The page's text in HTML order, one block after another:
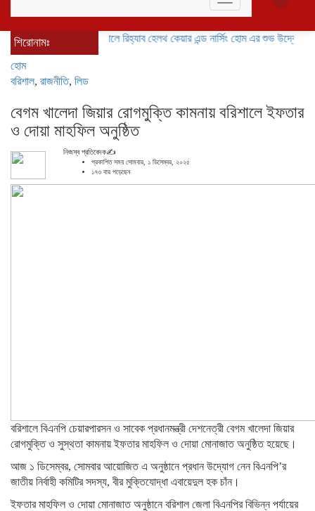
navigation
শিরোনামঃ বরিশালে রিহ্যাব হেলথ কেয়ার এন্ড নার্সিং হোম এর শুভ উদ্বোধন
হোম
বরিশাল, রাজনীতি, লিড
বেগম খালেদা জিয়ার রোগমুক্তি কামনায় বরিশালে ইফতার
ও দোয়া মাহফিল অনুষ্ঠিত
নিজস্ব প্রতিবেদক✍️
প্রকাশিত সময় সোমবার, ১ ডিসেম্বর, ২০২৫
১৭৩ বার পড়েছেন
বরিশালে বিএনপি চেয়ারপারসন ও সাবেক প্রধানমন্ত্রী দেশনেত্রী বেগম খালেদা জিয়ার
রোগমুক্তি ও সুস্থতা কামনায় ইফতার মাহফিল ও দোয়া মোনাজাত অনুষ্ঠিত হয়েছে।
আজ ১ ডিসেম্বর, সোমবার আয়োজিত এ অনুষ্ঠানে প্রধান উদ্যোগ নেন বিএনপি’র
জাতীয় নির্বাহী কমিটির সদস্য, বীর মুক্তিযোদ্ধা এবায়েদুল হক চাঁন।
ইফতার মাহফিল ও দোয়া মোনাজাত অনুষ্ঠানে বরিশাল জেলা বিএনপির বিভিন্ন পর্যায়ের